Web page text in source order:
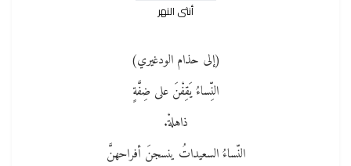
أنثى النهر
(إلى حذام الودغيري)
النِّساءُ يَقِفْنَ على ضِفَّةٍ
ذاهلةْ.
النّساءُ السعيداتُ ينسجنَ أفراحهنَّ